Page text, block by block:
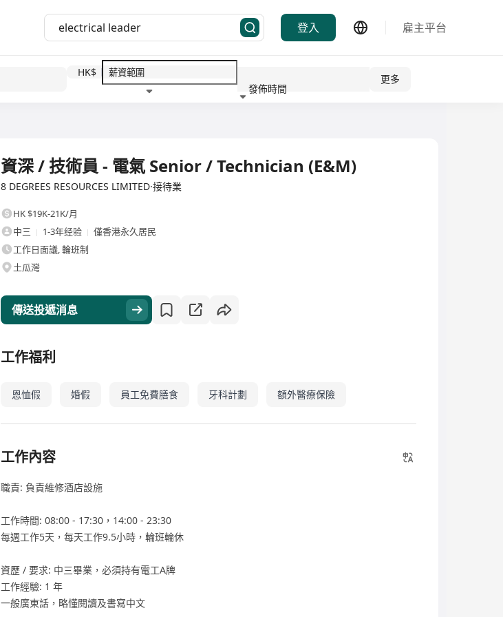
登入 雇主平台
HK$
發佈時間
更多
資深 / 技術員 - 電氣 Senior / Technician (E&M)
8 DEGREES RESOURCES LIMITED·接待業
HK $19K-21K/月
中三
1-3年经验
僅香港永久居民
工作日面議, 輪班制
土瓜灣
傳送投遞消息
工作福利
恩恤假 婚假 員工免費膳食 牙科計劃 額外醫療保險
工作內容
職責: 負責維修酒店設施
工作時間: 08:00 - 17:30，14:00 - 23:30
每週工作5天，每天工作9.5小時，輪班輪休
資歷 / 要求: 中三畢業，必須持有電工A牌
工作經驗: 1 年
一般廣東話，略懂閱讀及書寫中文